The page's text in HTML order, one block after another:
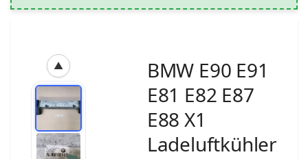
▲
BMW E90 E91
E81 E82 E87
E88 X1
Ladeluftkühler